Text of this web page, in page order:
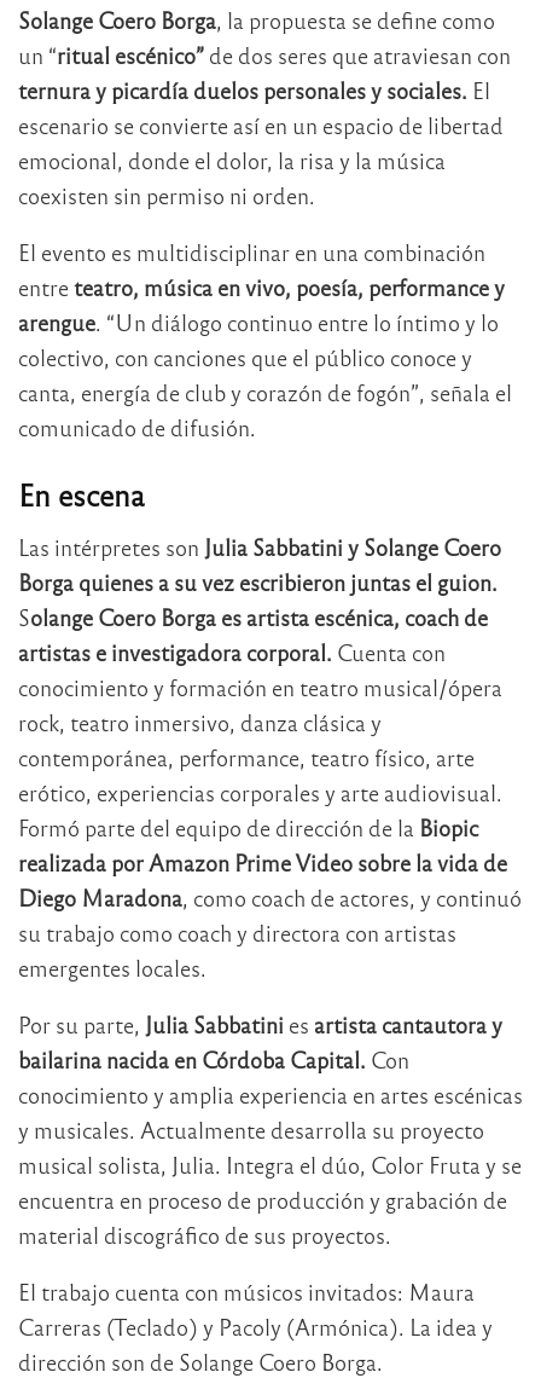
Solange Coero Borga, la propuesta se define como
un “ritual escénico” de dos seres que atraviesan con
ternura y picardía duelos personales y sociales. El
escenario se convierte así en un espacio de libertad
emocional, donde el dolor, la risa y la música
coexisten sin permiso ni orden.
El evento es multidisciplinar en una combinación
entreteatro, música en vivo, poesía, performance y
arengue. “Un diálogo continuo entre lo íntimo y lo
colectivo, con canciones que el público conoce y
canta, energía de club y corazón de fogón”, señala el
comunicado de difusión.
En escena
Las intérpretes son Julia Sabbatini y Solange Coero
Borga quienes a su vez escribieron juntas el guion.
Solange Coero Borga es artista escénica, coach de
artistas e investigadora corporal. Cuenta con
conocimiento y formación en teatro musical/ópera
rock, teatro inmersivo, danza clásica y
contemporánea, performance, teatro físico, arte
erótico, experiencias corporales y arte audiovisual.
Formó parte del equipo de dirección de la Biopic
realizada por Amazon Prime Video sobre la vida de
Diego Maradona, como coach de actores, y continuó
su trabajo como coach y directora con artistas
emergentes locales.
Por su parte, Julia Sabbatini es artista cantautora y
bailarina nacida en Córdoba Capital. Con
conocimiento y amplia experiencia en artes escénicas
y musicales. Actualmente desarrolla su proyecto
musical solista, Julia. Integra el dúo, Color Fruta y se
encuentra en proceso de producción y grabación de
material discográfico de sus proyectos.
El trabajo cuenta con músicos invitados: Maura
Carreras (Teclado) y Pacoly (Armónica). La idea y
dirección son de Solange Coero Borga.